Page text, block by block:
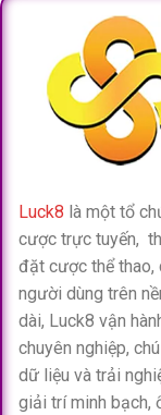
Luck8 là một tổ
cược trực tuyến,
đặt cược thể thao,
người dùng trên
dài, Luck8 vận
chuyên nghiệp,
dữ liệu và trải
giải trí minh bạch,